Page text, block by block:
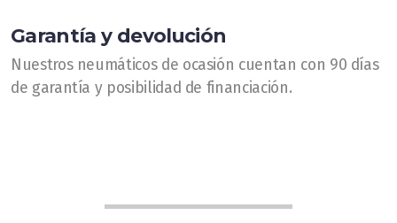
Garantía y devolución
Nuestros neumáticos de ocasión cuentan con 90 días
de garantía y posibilidad de financiación.